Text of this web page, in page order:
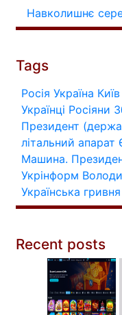
Навколишнє
Tags
Росія Україна Київ
Українці Росіяни
Президент
літальний апарат
Машина.
Укрінформ
Українська гривня
Recent posts